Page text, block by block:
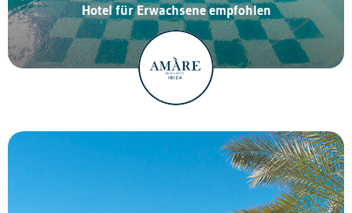
Hotel für Erwachsene empfohlen